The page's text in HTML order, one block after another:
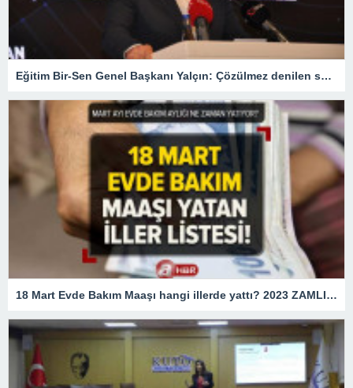
Eğitim Bir-Sen Genel Başkanı Yalçın: Çözülmez denilen sorunları çözdük – Son Haberler
18 Mart Evde Bakım Maaşı hangi illerde yattı? 2023 ZAMLI Evde Bakım Maaşı yatan İLLER LİSTESİ! e-Devlet sorgulama ekranı